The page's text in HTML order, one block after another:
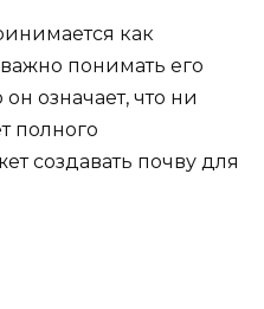
как
понимать его
означает, что ни
полного
создавать почву для